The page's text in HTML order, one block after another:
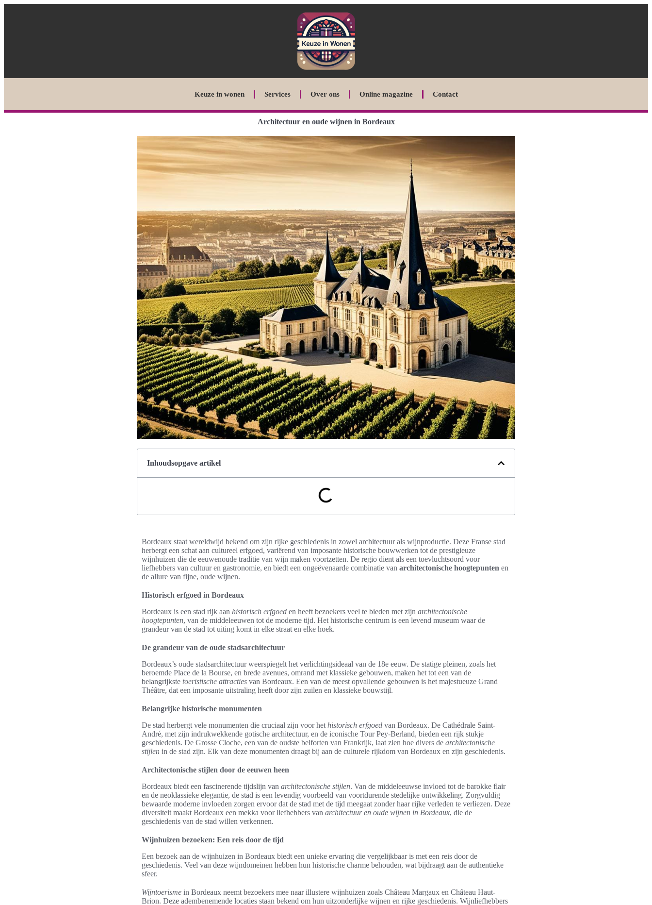
Keuze in wonen Services Over ons Online magazine Contact
Architectuur en oude wijnen in Bordeaux
Inhoudsopgave artikel
Bordeaux staat wereldwijd bekend om zijn rijke geschiedenis in zowel architectuur als wijnproductie. Deze Franse stad
herbergt een schat aan cultureel erfgoed, variërend van imposante historische bouwwerken tot de prestigieuze
wijnhuizen die de eeuwenoude traditie van wijn maken voortzetten. De regio dient als een toevluchtsoord voor
liefhebbers van cultuur en gastronomie, en biedt een ongeëvenaarde combinatie van architectonische hoogtepunten en
de allure van fijne, oude wijnen.
Historisch erfgoed in Bordeaux
Bordeaux is een stad rijk aan historisch erfgoed en heeft bezoekers veel te bieden met zijn architectonische
hoogtepunten, van de middeleeuwen tot de moderne tijd. Het historische centrum is een levend museum waar de
grandeur van de stad tot uiting komt in elke straat en elke hoek.
De grandeur van de oude stadsarchitectuur
Bordeaux’s oude stadsarchitectuur weerspiegelt het verlichtingsideaal van de 18e eeuw. De statige pleinen, zoals het
beroemde Place de la Bourse, en brede avenues, omrand met klassieke gebouwen, maken het tot een van de
belangrijkste toeristische attracties van Bordeaux. Een van de meest opvallende gebouwen is het majestueuze Grand
Théâtre, dat een imposante uitstraling heeft door zijn zuilen en klassieke bouwstijl.
Belangrijke historische monumenten
De stad herbergt vele monumenten die cruciaal zijn voor het historisch erfgoed van Bordeaux. De Cathédrale Saint-
André, met zijn indrukwekkende gotische architectuur, en de iconische Tour Pey-Berland, bieden een rijk stukje
geschiedenis. De Grosse Cloche, een van de oudste belforten van Frankrijk, laat zien hoe divers de architectonische
stijlen in de stad zijn. Elk van deze monumenten draagt bij aan de culturele rijkdom van Bordeaux en zijn geschiedenis.
Architectonische stijlen door de eeuwen heen
Bordeaux biedt een fascinerende tijdslijn van architectonische stijlen. Van de middeleeuwse invloed tot de barokke flair
en de neoklassieke elegantie, de stad is een levendig voorbeeld van voortdurende stedelijke ontwikkeling. Zorgvuldig
bewaarde moderne invloeden zorgen ervoor dat de stad met de tijd meegaat zonder haar rijke verleden te verliezen. Deze
diversiteit maakt Bordeaux een mekka voor liefhebbers van architectuur en oude wijnen in Bordeaux, die de
geschiedenis van de stad willen verkennen.
Wijnhuizen bezoeken: Een reis door de tijd
Een bezoek aan de wijnhuizen in Bordeaux biedt een unieke ervaring die vergelijkbaar is met een reis door de
geschiedenis. Veel van deze wijndomeinen hebben hun historische charme behouden, wat bijdraagt aan de authentieke
sfeer.
Wijntoerisme in Bordeaux neemt bezoekers mee naar illustere wijnhuizen zoals Château Margaux en Château Haut-
Brion. Deze adembenemende locaties staan bekend om hun uitzonderlijke wijnen en rijke geschiedenis. Wijnliefhebbers